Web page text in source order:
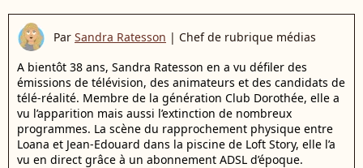
Par Sandra Ratesson | Chef de rubrique médias
A bientôt 38 ans, Sandra Ratesson en a vu défiler des
émissions de télévision, des animateurs et des candidats de
télé-réalité. Membre de la génération Club Dorothée, elle a
vu l’apparition mais aussi l’extinction de nombreux
programmes. La scène du rapprochement physique entre
Loana et Jean-Edouard dans la piscine de Loft Story, elle l’a
vu en direct grâce à un abonnement ADSL d’époque.